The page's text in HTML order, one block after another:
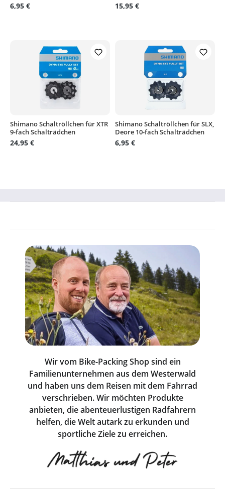
6,95 € 15,95 €
Shimano Schaltröllchen für XTR
9-fach Schalträdchen
24,95 €
Shimano Schaltröllchen für SLX,
Deore 10-fach Schalträdchen
6,95 €
Wir vom Bike-Packing Shop sind ein
Familienunternehmen aus dem Westerwald
und haben uns dem Reisen mit dem Fahrrad
verschrieben. Wir möchten Produkte
anbieten, die abenteuerlustigen Radfahrern
helfen, die Welt autark zu erkunden und
sportliche Ziele zu erreichen.